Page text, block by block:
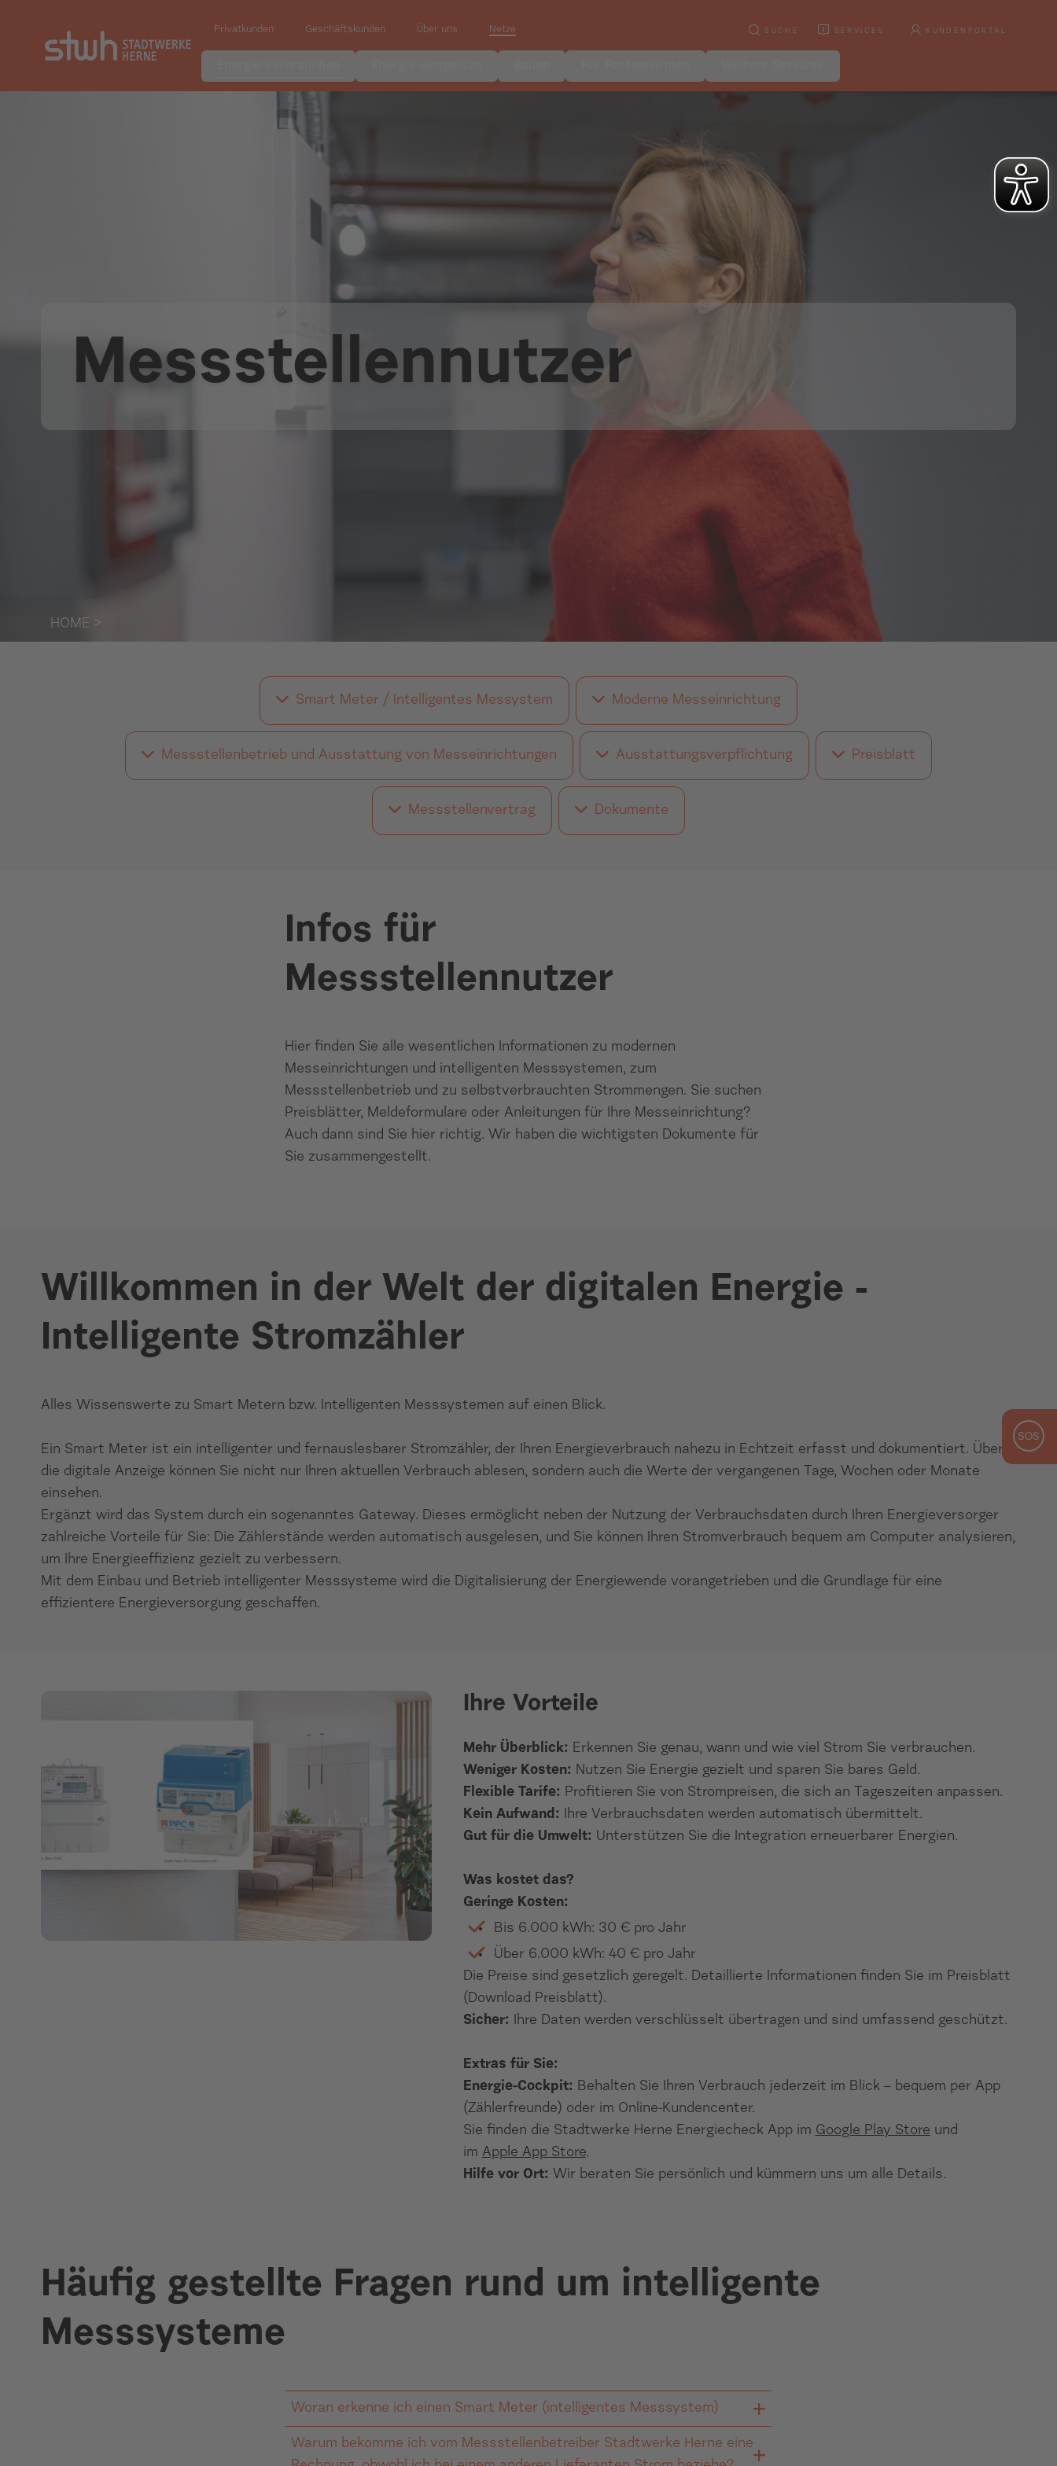
Privatkunden Geschäftskunden Über uns Netze SUCHE SERVICES KUNDENPORTAL
Messstellennutzer
HOME >
Smart Meter / Intelligentes Messystem Moderne Messeinrichtung
Messstellenbetrieb und Ausstattung von Messeinrichtungen Ausstattungsverpflichtung Preisblatt
Messstellenvertrag Dokumente
Infos für
Messstellennutzer
Hier finden Sie alle wesentlichen Informationen zu modernen
Messeinrichtungen und intelligenten Messsystemen, zum
Messstellenbetrieb und zu selbstverbrauchten Strommengen. Sie suchen
Preisblätter, Meldeformulare oder Anleitungen für Ihre Messeinrichtung?
Auch dann sind Sie hier richtig. Wir haben die wichtigsten Dokumente für
Sie zusammengestellt.
Willkommen in der Welt der digitalen Energie -
Intelligente Stromzähler
Alles Wissenswerte zu Smart Metern bzw. Intelligenten Messsystemen auf einen Blick.
Ein Smart Meter ist ein intelligenter und fernauslesbarer Stromzähler, der Ihren Energieverbrauch nahezu in Echtzeit erfasst und dokumentiert. Über
die digitale Anzeige können Sie nicht nur Ihren aktuellen Verbrauch ablesen, sondern auch die Werte der vergangenen Tage, Wochen oder Monate
einsehen.
Ergänzt wird das System durch ein sogenanntes Gateway. Dieses ermöglicht neben der Nutzung der Verbrauchsdaten durch Ihren Energieversorger
zahlreiche Vorteile für Sie: Die Zählerstände werden automatisch ausgelesen, und Sie können Ihren Stromverbrauch bequem am Computer analysieren,
um Ihre Energieeffizienz gezielt zu verbessern.
Mit dem Einbau und Betrieb intelligenter Messsysteme wird die Digitalisierung der Energiewende vorangetrieben und die Grundlage für eine
effizientere Energieversorgung geschaffen.
Ihre Vorteile
Mehr Überblick: Erkennen Sie genau, wann und wie viel Strom Sie verbrauchen.
Weniger Kosten: Nutzen Sie Energie gezielt und sparen Sie bares Geld.
Flexible Tarife: Profitieren Sie von Strompreisen, die sich an Tageszeiten anpassen.
Kein Aufwand: Ihre Verbrauchsdaten werden automatisch übermittelt.
Gut für die Umwelt: Unterstützen Sie die Integration erneuerbarer Energien.
Was kostet das?
Geringe Kosten:
Bis 6.000 kWh: 30 € pro Jahr
Über 6.000 kWh: 40 € pro Jahr
Die Preise sind gesetzlich geregelt. Detaillierte Informationen finden Sie im Preisblatt
(Download Preisblatt).
Sicher: Ihre Daten werden verschlüsselt übertragen und sind umfassend geschützt.
Extras für Sie:
Energie-Cockpit: Behalten Sie Ihren Verbrauch jederzeit im Blick – bequem per App
(Zählerfreunde) oder im Online-Kundencenter.
Sie finden die Stadtwerke Herne Energiecheck App im Google Play Store und
im Apple App Store.
Hilfe vor Ort: Wir beraten Sie persönlich und kümmern uns um alle Details.
Häufig gestellte Fragen rund um intelligente
Messsysteme
Woran erkenne ich einen Smart Meter (intelligentes Messsystem)
Ein Smart Meter – häufig auch als intelligentes Messsystem (iMSys)
Warum bekomme ich vom Messstellenbetreiber Stadtwerke Herne eine